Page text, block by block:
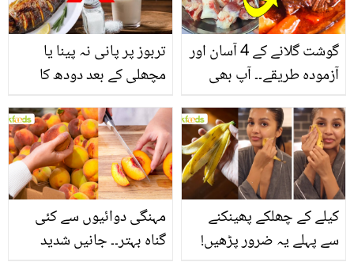
تربوز پر پانی نہ پینا یا
مچھلی کے بعد دودھ کا
سے متعلق غلط فہمیوں کی
حقیقت کیا ہے اور افواہ
کیا؟
گوشت گلانے کے 4 آسان اور
آزمودہ طریقے۔۔ آپ بھی
بتائے راز
مہنگی دوائیوں سے کئی
گناہ بہتر۔۔ جانیں شدید
کیلے کے چھلکے پھینکنے
سے پہلے یہ ضرور پڑھیں!